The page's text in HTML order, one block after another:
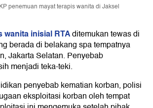
penemuan mayat terapis wanita di Jaksel
wanita inisial RTAditemukan tewas di
berada di belakang spa tempatnya
Jakarta Selatan. Penyebab
menjadi teka-teki.
penyebab kematian korban, polisi
eksploitasi korban oleh tempat